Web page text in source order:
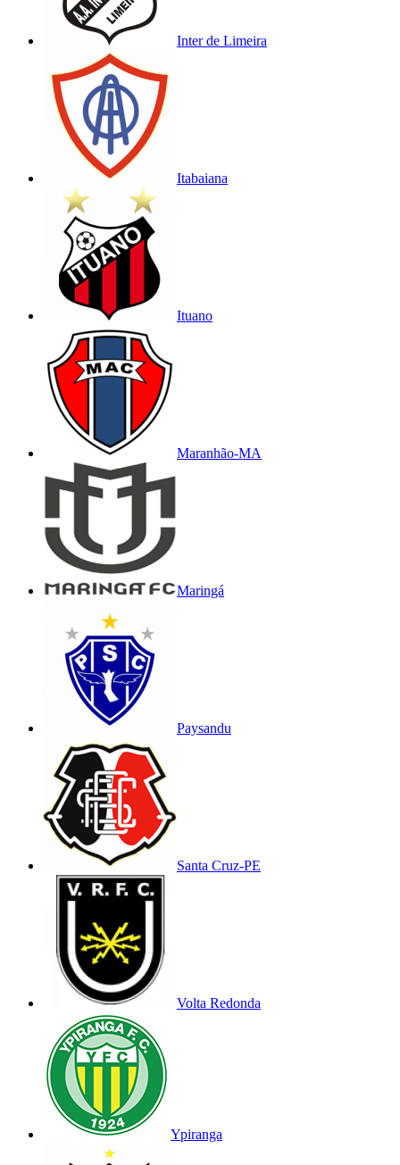
Inter de Limeira
Itabaiana
Ituano
Maranhão-MA
Maringá
Paysandu
Santa Cruz-PE
Volta Redonda
Ypiranga